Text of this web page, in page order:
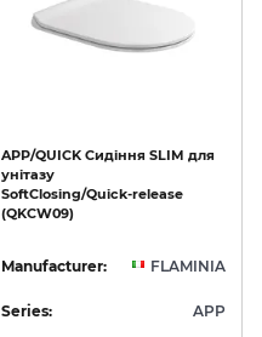
APP/QUICK Сидіння SLIM для
унітазу
SoftClosing/Quick-release
(QKCW09)
Manufacturer: FLAMINIA
Series: APP